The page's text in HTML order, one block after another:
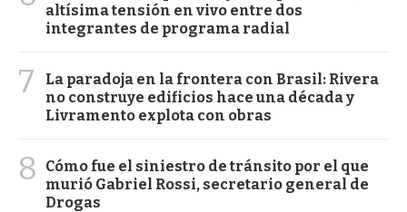
altísima tensión en vivo entre dos
integrantes de programa radial
7
La paradoja en la frontera con Brasil: Rivera
no construye edificios hace una década y
Livramento explota con obras
8
Cómo fue el siniestro de tránsito por el que
murió Gabriel Rossi, secretario general de
Drogas